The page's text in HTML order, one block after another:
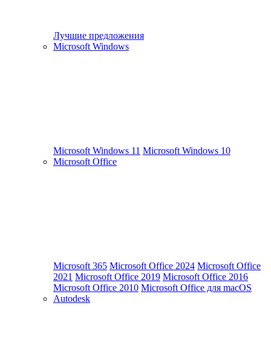
Лучшие предложения
Microsoft Windows
Microsoft Windows 11 Microsoft Windows 10
Microsoft Office
Microsoft 365 Microsoft Office 2024 Microsoft Office
2021 Microsoft Office 2019 Microsoft Office 2016
Microsoft Office 2010 Microsoft Office для macOS
Autodesk